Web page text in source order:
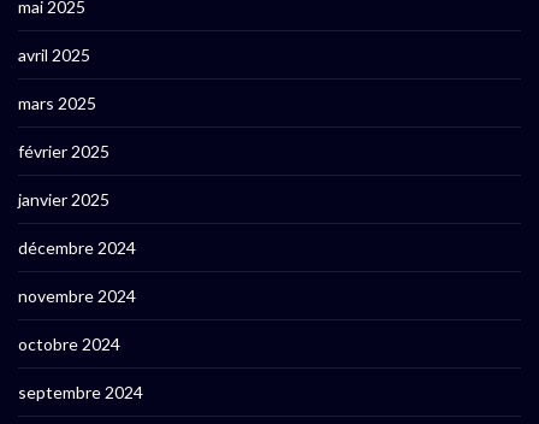
mai 2025
avril 2025
mars 2025
février 2025
janvier 2025
décembre 2024
novembre 2024
octobre 2024
septembre 2024